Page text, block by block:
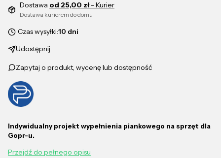
Dostawa od 25,00 zł- Kurier
Dostawa kurierem do domu
Czas wysyłki:10 dni
Udostępnij
Zapytaj o produkt, wycenę lub dostępność
Indywidualny projekt wypełnienia piankowego na sprzęt dla
Gopr-u.
Przejdź do pełnego opisu